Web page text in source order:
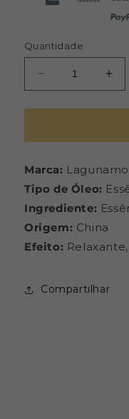
Quantidade
Diminuir
a
quantidade
Essências
Blueberry
-
-
Frasco
com
a
-
-
com
Marca:
Tipo de Óleo:
Ingrediente:
Origem: China
Efeito:
Compartilhar